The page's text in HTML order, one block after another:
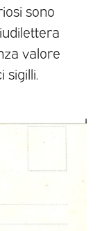
sono
valore